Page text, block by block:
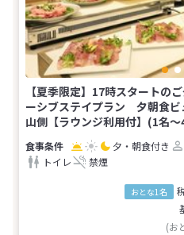
【夏季限定】17時スタートの
ーシブステイプラン 夕朝食
山側【ラウンジ利用付】(1名～
夕・朝食付き
トイレ
禁煙
おとな1名
(お